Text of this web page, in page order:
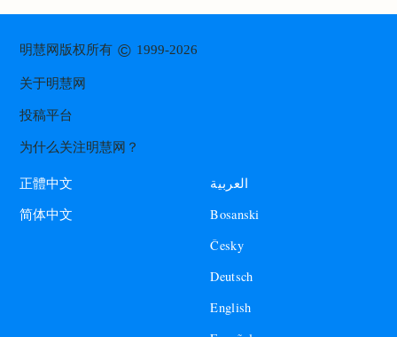
明慧网版权所有© 1999-2026
关于明慧网
投稿平台
为什么关注明慧网？
正體中文
简体中文
العربية
Bosanski
Česky
Deutsch
English